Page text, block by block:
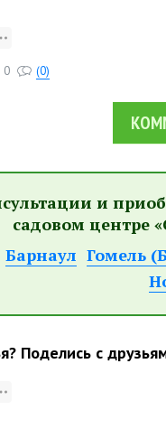
0 (0)
и
садовом центре
Барнаул Гомель
Поделись с